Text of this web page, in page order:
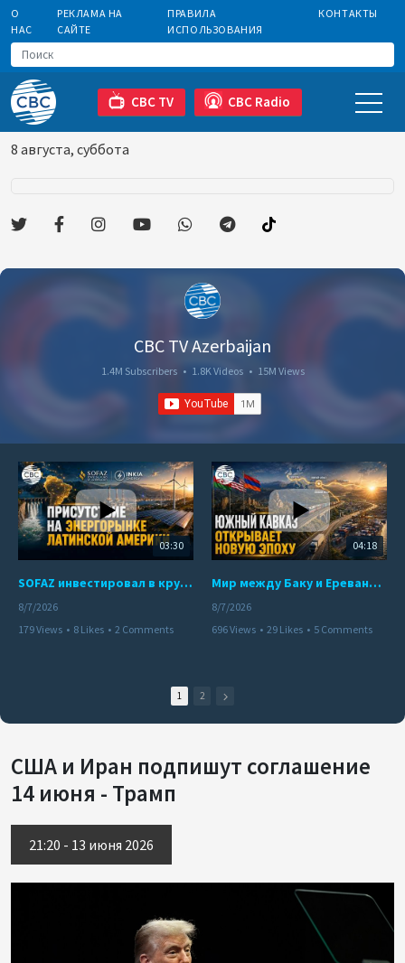
О
НАС
РЕКЛАМА НА
САЙТЕ
ПРАВИЛА
ИСПОЛЬЗОВАНИЯ
КОНТАКТЫ
CBC TV CBC Radio
8 августа, суббота
CBC TV Azerbaijan
1.4M Subscribers • 1.8K Videos • 15M Views
03:30
SOFAZ инвестировал в крупнейшего независимого производителя электроэнергии Перу
8/7/2026
179 Views • 8 Likes • 2 Comments
04:18
Мир между Баку и Ереваном запускает крупные логистические проекты
8/7/2026
696 Views • 29 Likes • 5 Comments
1 2
США и Иран подпишут соглашение
14 июня - Трамп
21:20 - 13 июня 2026